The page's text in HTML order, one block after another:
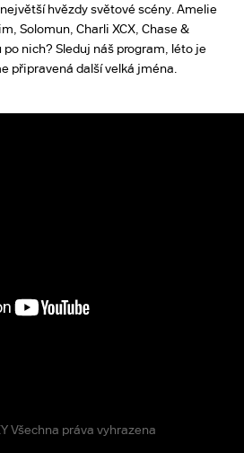
hvězdy světové scény. Amelie
Solomun, Charli XCX, Chase &
po nich? Sleduj náš program, léto je
připravená další velká jména.
Všechna práva vyhrazena